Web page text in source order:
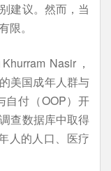
建议。然而，当
。
Nasir，
美国成年人群与
自付（OOP）开
查数据库中取得
人的人口、医疗